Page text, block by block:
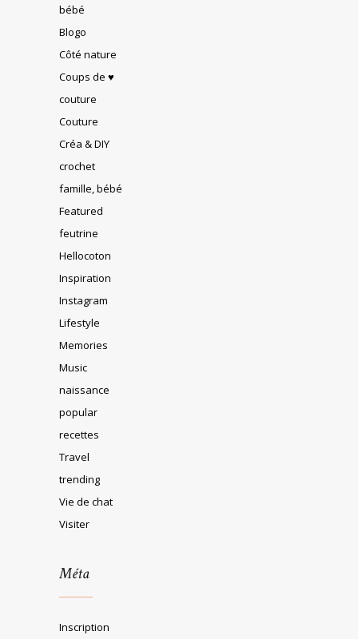
bébé
Blogo
Côté nature
Coups de ♥
couture
Couture
Créa & DIY
crochet
famille, bébé
Featured
feutrine
Hellocoton
Inspiration
Instagram
Lifestyle
Memories
Music
naissance
popular
recettes
Travel
trending
Vie de chat
Visiter
Méta
Inscription